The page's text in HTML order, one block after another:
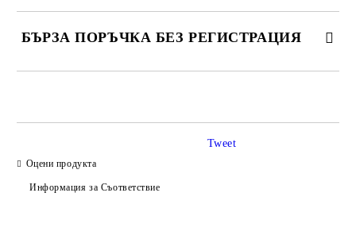
БЪРЗА ПОРЪЧКА БЕЗ РЕГИСТРАЦИЯ
Съгласен съм сПолитиката за лични данни
Оцени продукта
Информация за Съответствие
Tweet